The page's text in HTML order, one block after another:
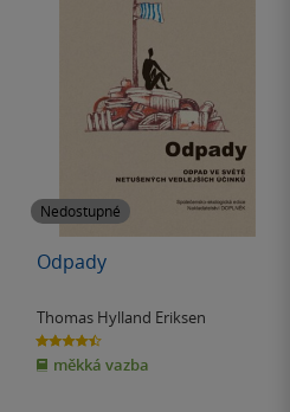
Nedostupné
Odpady
Thomas Hylland Eriksen
4.5
z
5
hvězdiček
měkká vazba